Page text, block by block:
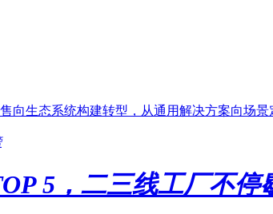
生态系统构建转型，从通用解决方案向场景
5，二三线工厂不停